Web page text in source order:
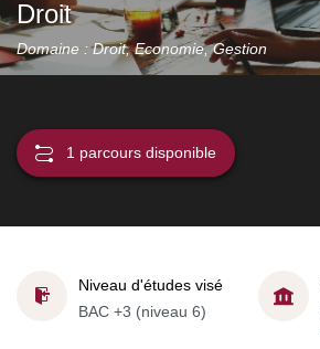
Droit
Domaine : Droit, Economie, Gestion
1 parcours disponible
Niveau d'études visé
BAC +3 (niveau 6)